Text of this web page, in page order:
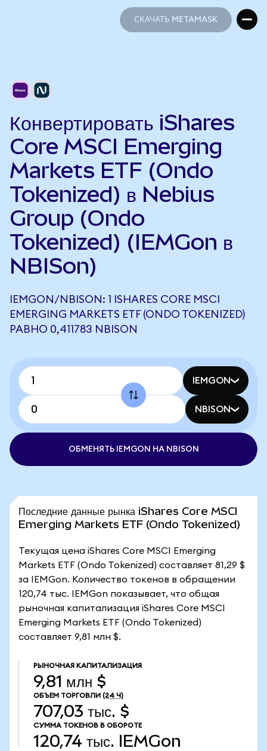
СКАЧАТЬ METAMASK
Конвертировать iShares
Core MSCI Emerging
Markets ETF (Ondo
Tokenized) в Nebius
Group (Ondo
Tokenized) (IEMGon в
NBISon)
IEMGON/NBISON: 1 ISHARES CORE MSCI
EMERGING MARKETS ETF (ONDO TOKENIZED)
РАВНО 0,411783 NBISON
IEMGON
NBISON
ОБМЕНЯТЬ IEMGON НА NBISON
Последние данные рынка iShares Core MSCI
Emerging Markets ETF (Ondo Tokenized)
Текущая цена iShares Core MSCI Emerging
Markets ETF (Ondo Tokenized) составляет 81,29 $
за IEMGon. Количество токенов в обращении
120,74 тыс. IEMGon показывает, что общая
рыночная капитализация iShares Core MSCI
Emerging Markets ETF (Ondo Tokenized)
составляет 9,81 млн $.
РЫНОЧНАЯ КАПИТАЛИЗАЦИЯ
9,81 млн $
ОБЪЕМ ТОРГОВЛИ (24 Ч)
707,03 тыс. $
СУММА ТОКЕНОВ В ОБОРОТЕ
120,74 тыс. IEMGon